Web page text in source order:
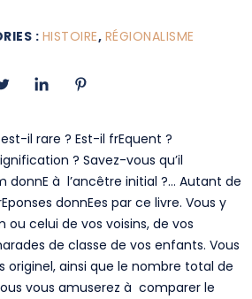
: HISTOIRE, RÉGIONALISME
il rare ? Est-il frEquent ?
? Savez-vous qu’il
donnE à l’ancêtre initial ?… Autant de
donnEes par ce livre. Vous y
celui de vos voisins, de vos
de classe de vos enfants. Vous
originel, ainsi que le nombre total de
vous amuserez à comparer le